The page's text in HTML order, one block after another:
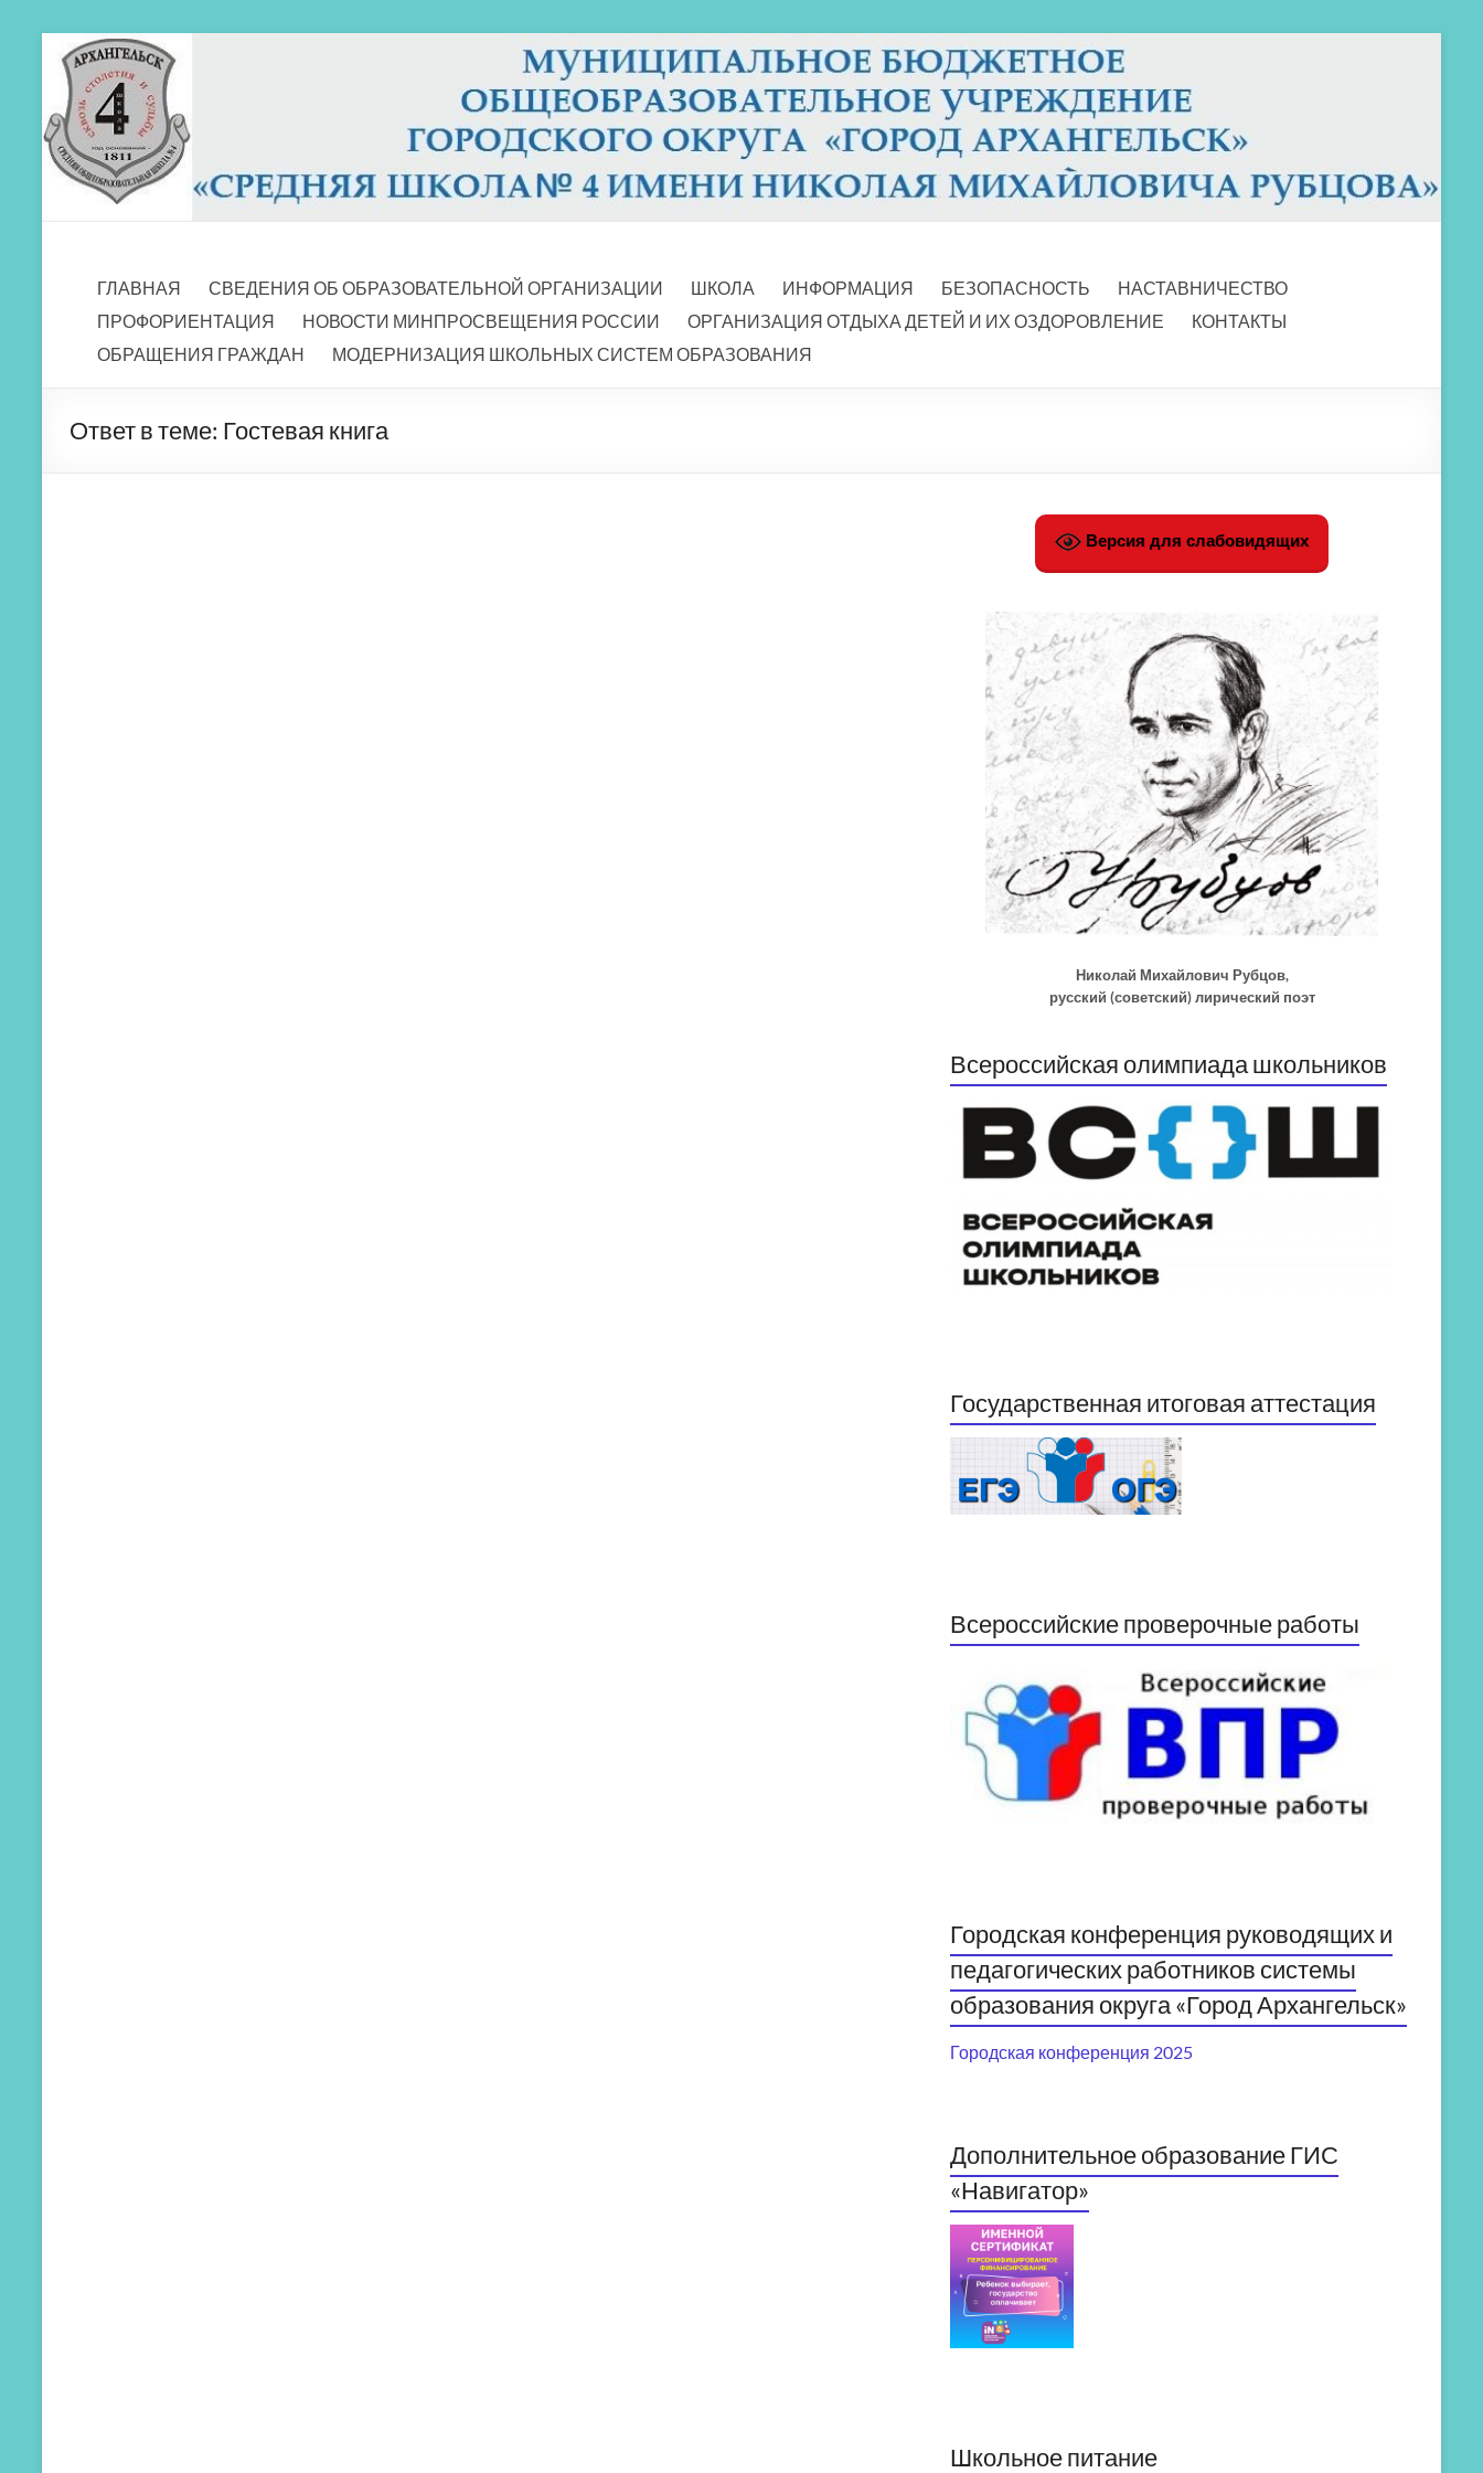
Перейти
содержимому
МБОУ СШ 4
ГЛАВНАЯ
СВЕДЕНИЯ ОБ ОБРАЗОВАТЕЛЬНОЙ ОРГАНИЗАЦИИ ШКОЛА ИНФОРМАЦИЯ БЕЗОПАСНОСТЬ
НАСТАВНИЧЕСТВО
ПРОФОРИЕНТАЦИЯ
НОВОСТИ МИНПРОСВЕЩЕНИЯ РОССИИ ОРГАНИЗАЦИЯ ОТДЫХА ДЕТЕЙ И ИХ ОЗДОРОВЛЕНИЕ
КОНТАКТЫ
ОБРАЩЕНИЯ ГРАЖДАН
МОДЕРНИЗАЦИЯ ШКОЛЬНЫХ СИСТЕМ ОБРАЗОВАНИЯ
Ответ в теме: Гостевая книга
Версия для слабовидящих
Николай Михайлович Рубцов,
русский (советский) лирический поэт
Всероссийская олимпиада школьников
Государственная итоговая аттестация
Всероссийские проверочные работы
Городская конференция руководящих и
педагогических работников системы
образования округа «Город Архангельск»
Городская конференция 2025
Дополнительное образование ГИС
«Навигатор»
Школьное питание